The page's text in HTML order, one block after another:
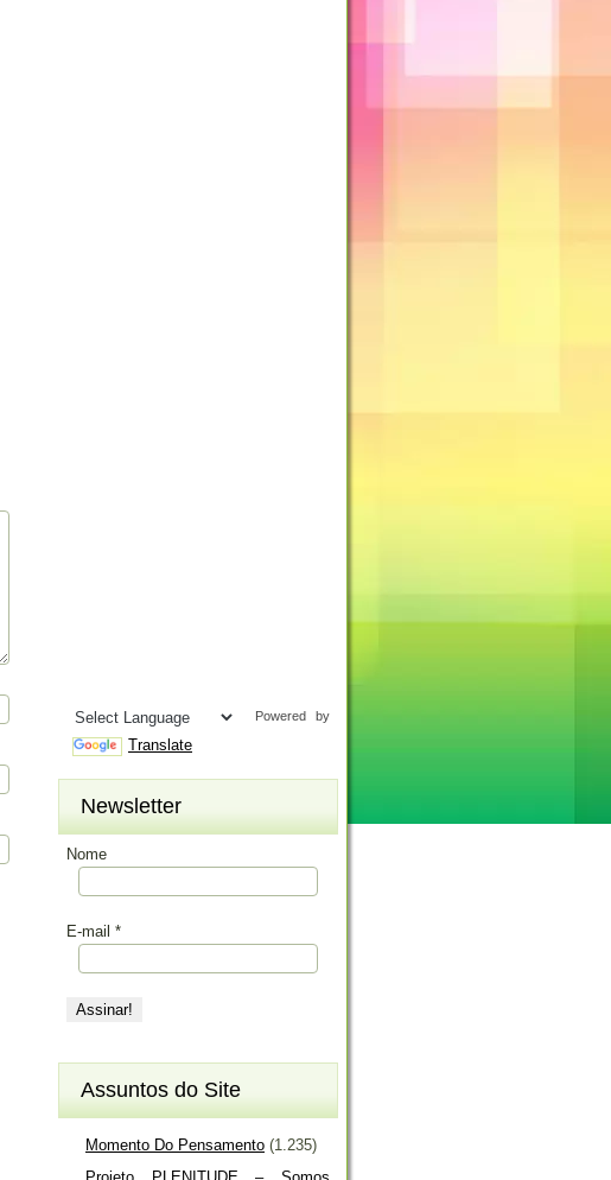
Powered by
Translate
Newsletter
Nome
E-mail *
Assuntos do Site
Momento Do Pensamento (1.235)